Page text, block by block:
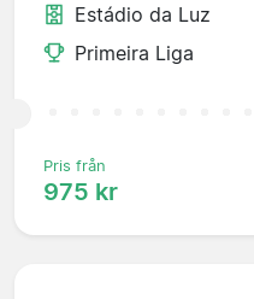
Estádio da Luz
Primeira Liga
Pris från
975 kr